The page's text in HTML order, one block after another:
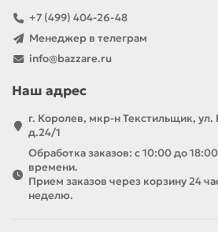
+7 (499) 404-26-48
Менеджер в телеграм
info@bazzare.ru
Наш адрес
г. Королев, мкр-н Текстильщик, ул.
д.24/1
Обработка заказов: с 10:00 до
времени.
Прием заказов через корзину 24
неделю.